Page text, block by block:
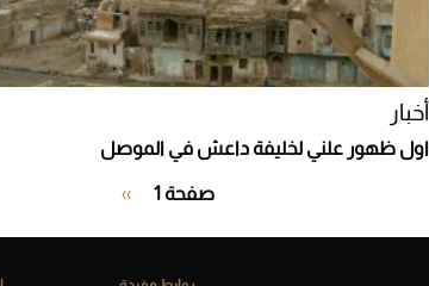
أخبار
اول ظهور علني لخليفة داعش في الموصل
صفحة 1
الصفحة
››